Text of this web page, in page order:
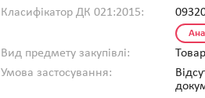
Класифікатор ДК 021:2015:
Вид предмету закупівлі:
Умова застосування: